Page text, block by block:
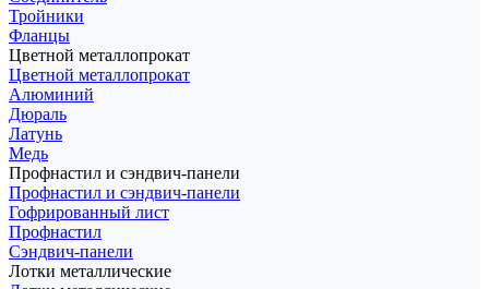
Тройники
Фланцы
Цветной металлопрокат
Цветной металлопрокат
Алюминий
Дюраль
Латунь
Медь
Профнастил и сэндвич-панели
Профнастил и сэндвич-панели
Гофрированный лист
Профнастил
Сэндвич-панели
Лотки металлические